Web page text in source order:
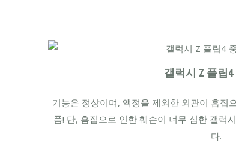
갤럭시 Z 플립
기능은 정상이며, 액정을 제외한 외관이 흠집
품! 단, 흠집으로 인한 훼손이 너무 심한 갤럭
다.